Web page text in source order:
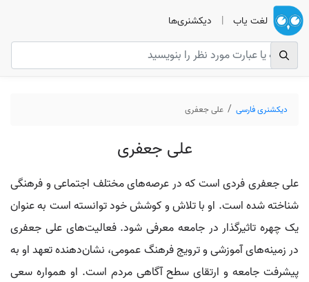
لغت یاب | دیکشنری‌ها
دیکشنری فارسی علی جعفری
علی جعفری
علی جعفری فردی است که در عرصه‌های مختلف اجتماعی و فرهنگی
شناخته شده است. او با تلاش و کوشش خود توانسته است به عنوان
یک چهره تاثیرگذار در جامعه معرفی شود. فعالیت‌های علی جعفری
در زمینه‌های آموزشی و ترویج فرهنگ عمومی، نشان‌دهنده تعهد او به
پیشرفت جامعه و ارتقای سطح آگاهی مردم است. او همواره سعی